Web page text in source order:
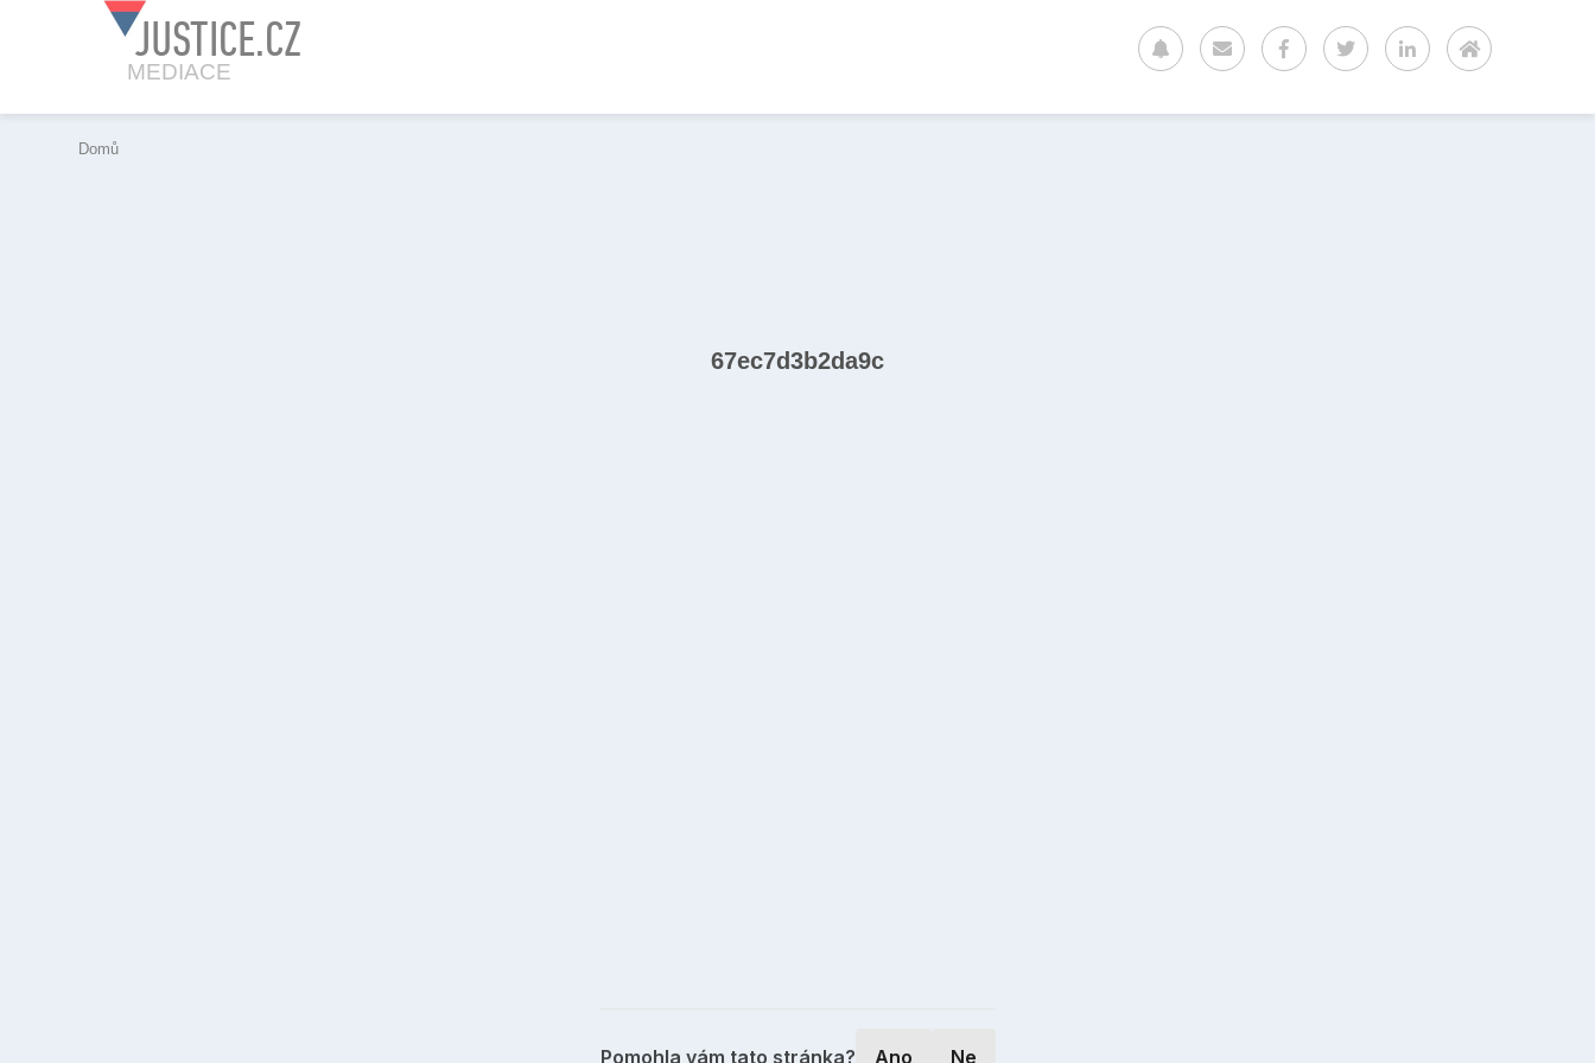
JUSTICE.CZ
MEDIACE
Domů
67ec7d3b2da9c
Pomohla vám tato stránka? Ano Ne